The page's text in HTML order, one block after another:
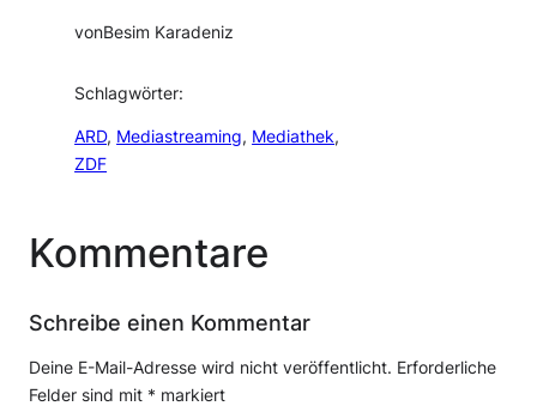
vonBesim Karadeniz
Schlagwörter:
ARD, Mediastreaming, Mediathek
ZDF
Kommentare
Schreibe einen Kommentar
Deine E-Mail-Adresse wird nicht veröffentlicht. Erforderliche
Felder sind mit * markiert